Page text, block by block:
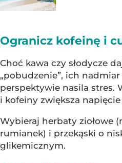
Ogranicz kofeinę i
Choć kawa czy słodycze
„pobudzenie”, ich nadmiar
perspektywie nasila stres.
i kofeiny zwiększa
Wybieraj herbaty ziołowe
rumianek) i przekąski o
glikemicznym.